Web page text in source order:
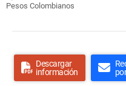
Pesos Colombianos
Descargar
información